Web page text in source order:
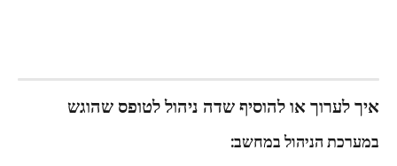
איך לערוך או להוסיף שדה ניהול לטופס שהוגש
במערכת הניהול במחשב: